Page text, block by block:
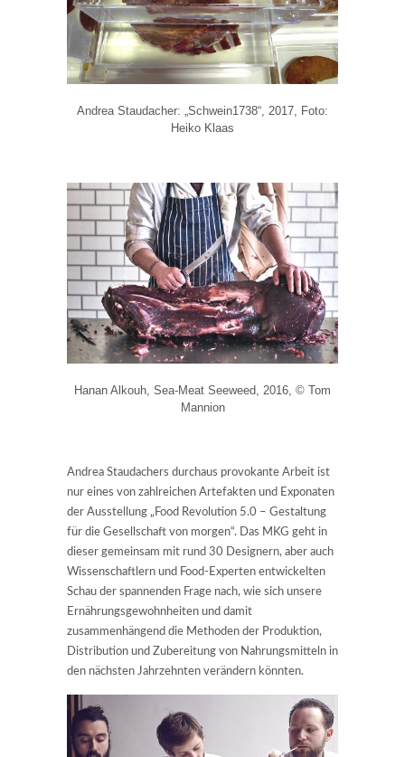
Andrea Staudacher: „Schwein1738“, 2017, Foto:
Heiko Klaas
Hanan Alkouh, Sea-Meat Seeweed, 2016, © Tom
Mannion
Andrea Staudachers durchaus provokante Arbeit ist
nur eines von zahlreichen Artefakten und Exponaten
der Ausstellung „Food Revolution 5.0 – Gestaltung
für die Gesellschaft von morgen“. Das MKG geht in
dieser gemeinsam mit rund 30 Designern, aber auch
Wissenschaftlern und Food-Experten entwickelten
Schau der spannenden Frage nach, wie sich unsere
Ernährungsgewohnheiten und damit
zusammenhängend die Methoden der Produktion,
Distribution und Zubereitung von Nahrungsmitteln in
den nächsten Jahrzehnten verändern könnten.